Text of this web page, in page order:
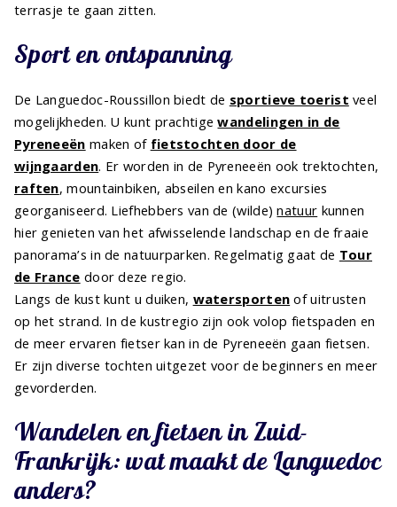
terrasje te gaan zitten.
Sport en ontspanning
De Languedoc-Roussillon biedt de sportieve toerist veel
mogelijkheden. U kunt prachtigewandelingen in de
Pyreneeën maken of fietstochten door de
wijngaarden. Er worden in de Pyreneeën ook trektochten,
raften, mountainbiken, abseilen en kano excursies
georganiseerd. Liefhebbers van de (wilde)natuur kunnen
hier genieten van het afwisselende landschap en de fraaie
panorama’s in de natuurparken. Regelmatig gaat de Tour
de France door deze regio.
Langs de kust kunt u duiken, watersporten of uitrusten
op het strand. In de kustregio zijn ook volop fietspaden en
de meer ervaren fietser kan in de Pyreneeën gaan fietsen.
Er zijn diverse tochten uitgezet voor de beginners en meer
gevorderden.
Wandelen en fietsen in Zuid-
Frankrijk: wat maakt de Languedoc
anders?